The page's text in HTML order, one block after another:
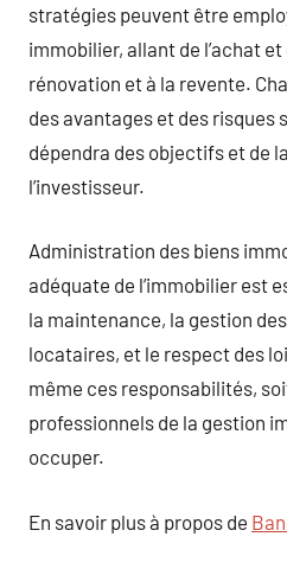
stratégies peuvent être
immobilier, allant de l’achat
rénovation et à la revente.
des avantages et des risques
dépendra des objectifs et de
l’investisseur.
Administration des biens
adéquate de l’immobilier est
la maintenance, la gestion
locataires, et le respect des
même ces responsabilités,
professionnels de la gestion
occuper.
En savoir plus à propos de